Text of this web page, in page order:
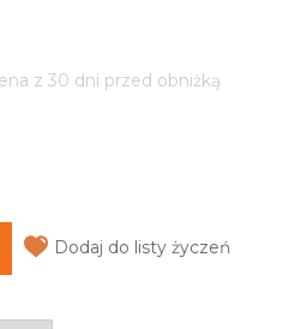
z 30 dni przed obniżką
Dodaj do listy życzeń